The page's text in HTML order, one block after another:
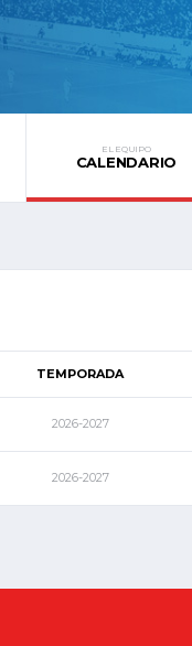
EL EQUIPO
CALENDARIO
TEMPORADA
2026-2027
2026-2027